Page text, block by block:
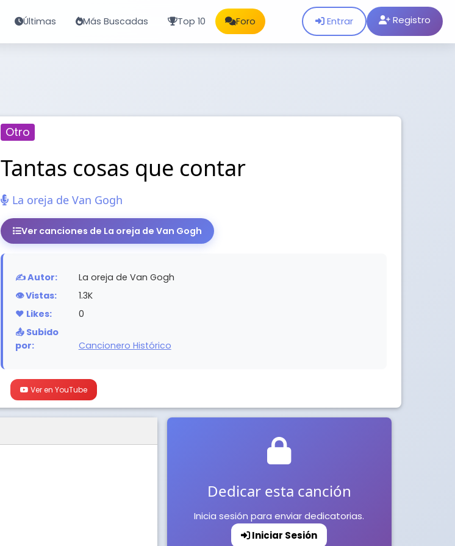
Últimas Más Buscadas Top 10 Foro Entrar Registro
Otro
Tantas cosas que contar
La oreja de Van Gogh
Ver canciones de La oreja de Van Gogh
✍️ Autor:
La oreja de Van Gogh
👁️ Vistas:
1.3K
❤️ Likes:
0
📤 Subido
por:
Cancionero Histórico
Ver en YouTube
Dedicar esta canción
Inicia sesión para enviar dedicatorias.
Iniciar Sesión